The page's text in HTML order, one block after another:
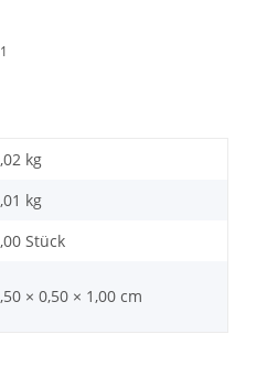
kg
kg
Stück
× 0,50 × 1,00 cm